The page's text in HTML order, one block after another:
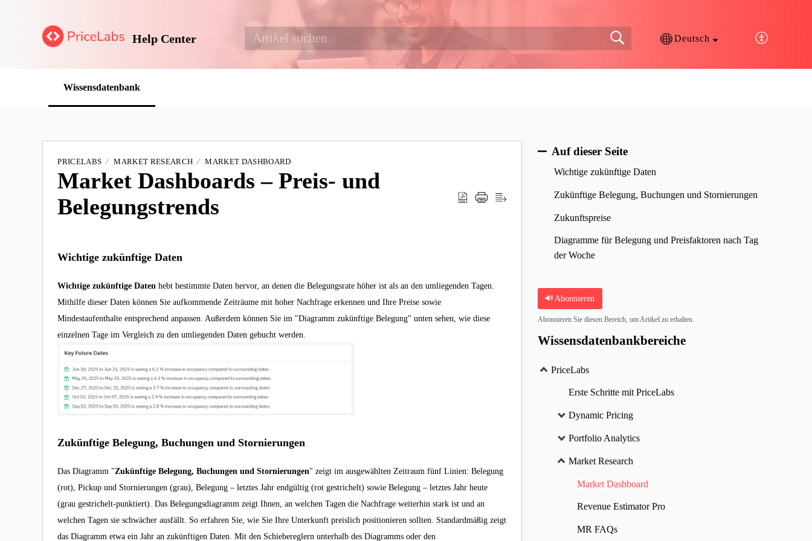
Help Center Deutsch
Wissensdatenbank
PRICELABS MARKET RESEARCH MARKET DASHBOARD
Market Dashboards – Preis- und
Belegungstrends
Wichtige zukünftige Daten
Wichtige zukünftige Daten hebt bestimmte Daten hervor, an denen die Belegungsrate höher ist als an den umliegenden Tagen.
Mithilfe dieser Daten können Sie aufkommende Zeiträume mit hoher Nachfrage erkennen und Ihre Preise sowie
Mindestaufenthalte entsprechend anpassen. Außerdem können Sie im "Diagramm zukünftige Belegung" unten sehen, wie diese
einzelnen Tage im Vergleich zu den umliegenden Daten gebucht werden.
Zukünftige Belegung, Buchungen und Stornierungen
Das Diagramm "Zukünftige Belegung, Buchungen und Stornierungen" zeigt im ausgewählten Zeitraum fünf Linien: Belegung
(rot), Pickup und Stornierungen (grau), Belegung – letztes Jahr endgültig (rot gestrichelt) sowie Belegung – letztes Jahr heute
(grau gestrichelt-punktiert). Das Belegungsdiagramm zeigt Ihnen, an welchen Tagen die Nachfrage weiterhin stark ist und an
welchen Tagen sie schwächer ausfällt. So erfahren Sie, wie Sie Ihre Unterkunft preislich positionieren sollten. Standardmäßig zeigt
das Diagramm etwa ein Jahr an zukünftigen Daten. Mit den Schiebereglern unterhalb des Diagramms oder den
Auf dieser Seite
Wichtige zukünftige Daten
Zukünftige Belegung, Buchungen und Stornierungen
Zukunftspreise
Diagramme für Belegung und Preisfaktoren nach Tag
der Woche
Abonnieren
Abonnieren Sie diesen Bereich, um Artikel zu erhalten.
Wissensdatenbankbereiche
PriceLabs
Erste Schritte mit PriceLabs
Dynamic Pricing
Portfolio Analytics
Market Research
Market Dashboard
Revenue Estimator Pro
MR FAQs